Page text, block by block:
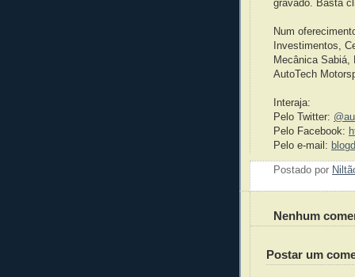
gravado. Basta
Num
Investimentos,
Mecânica Sabiá,
AutoTech
Interaja:
Pelo Twitter:
Pelo Facebook:
Pelo e-mail:
Postado por
Nenhum
Postar um